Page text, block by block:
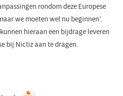
rondom deze Europese
we moeten wel nu beginnen’.
hieraan een bijdrage leveren
bij Nictiz aan te dragen.